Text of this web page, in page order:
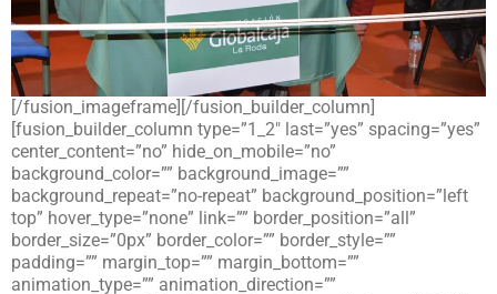
[/fusion_imageframe][/fusion_builder_column]
[fusion_builder_column type=”1_2″ last=”yes” spacing=”yes”
center_content=”no” hide_on_mobile=”no”
background_color=”” background_image=””
background_repeat=”no-repeat” background_position=”left
top” hover_type=”none” link=”” border_position=”all”
border_size=”0px” border_color=”” border_style=””
padding=”” margin_top=”” margin_bottom=””
animation_type=”” animation_direction=””